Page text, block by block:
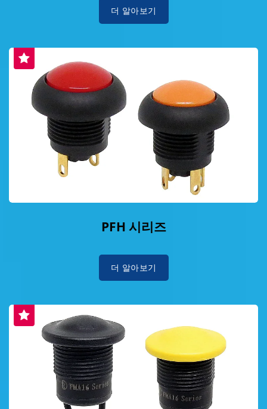
더 알아보기
PFH 시리즈
더 알아보기